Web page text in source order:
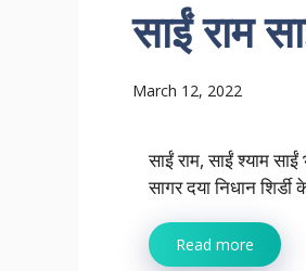
साईं राम
March 12, 2022
साईं राम, साईं श्याम
सागर दया निधान
Read more